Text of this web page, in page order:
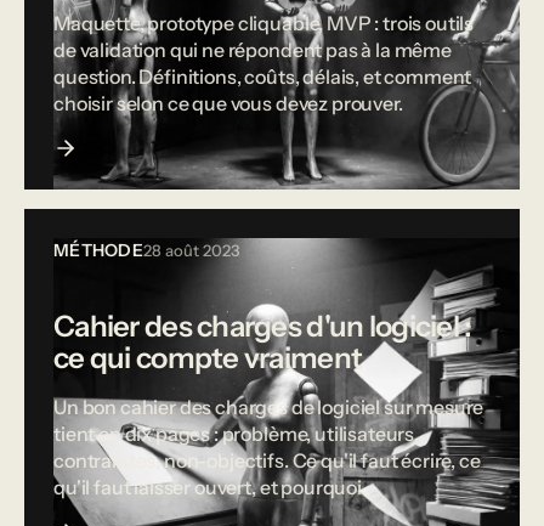
Maquette, prototype cliquable, MVP : trois outils
de validation qui ne répondent pas à la même
question. Définitions, coûts, délais, et comment
choisir selon ce que vous devez prouver.
MÉTHODE28 août 2023
Cahier des charges d'un logiciel :
ce qui compte vraiment
Un bon cahier des charges de logiciel sur mesure
tient en dix pages : problème, utilisateurs,
contraintes, non-objectifs. Ce qu'il faut écrire, ce
qu'il faut laisser ouvert, et pourquoi.